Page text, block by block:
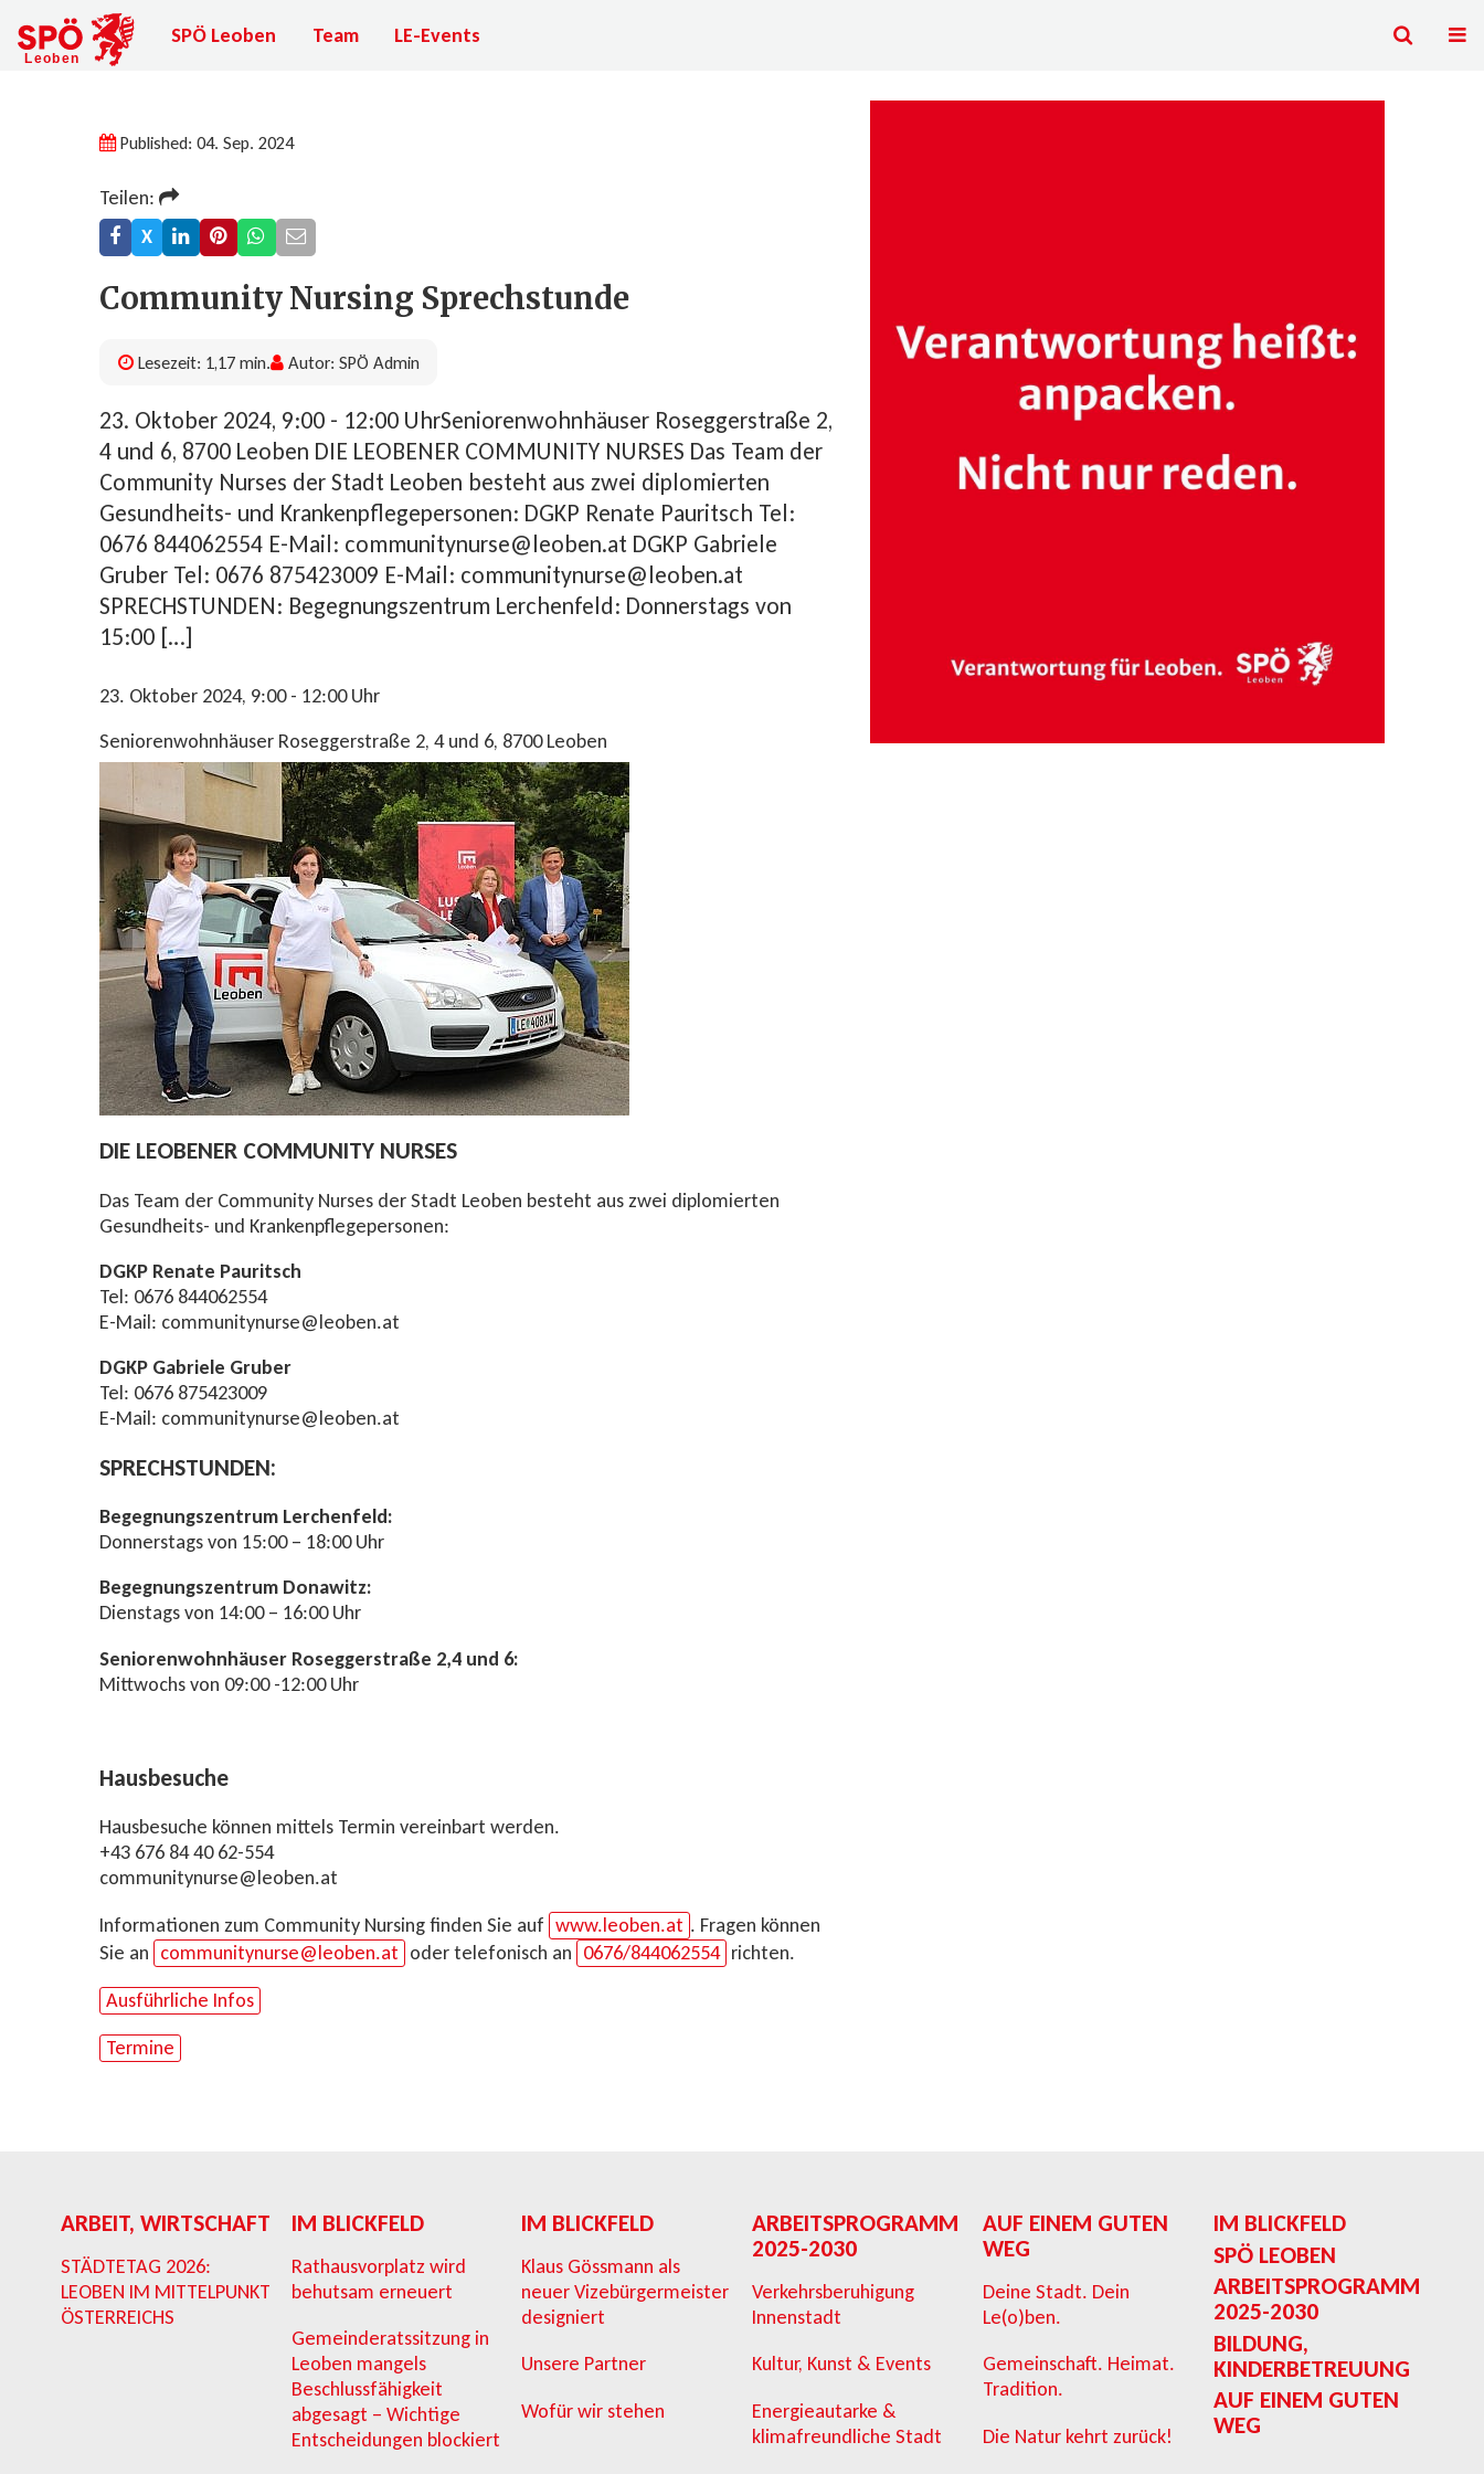
SPÖ Leoben Team LE-Events
Published: 04. Sep. 2024
Teilen:
X
Com­mu­ni­ty Nursing Sprechstunde
Lesezeit: 1,17 min. Autor: SPÖ Admin
23. Oktober 2024, 9:00 - 12:00 UhrSe­nio­ren­wohn­häu­ser Ro­seg­ger­stra­ße 2,
4 und 6, 8700 Leo­ben DIE LEOBENER COMMUNITY NURSES Das Team der
Community Nurses der Stadt Leoben besteht aus zwei diplomierten
Gesundheits- und Krankenpflegepersonen: DGKP Renate Pauritsch Tel:
0676 844062554 E-Mail: communitynurse@leoben.at DGKP Gabriele
Gruber Tel: 0676 875423009 E-Mail: communitynurse@leoben.at
SPRECHSTUNDEN: Begegnungszentrum Lerchenfeld: Donnerstags von
15:00 […]
23. Oktober 2024, 9:00 - 12:00Uhr
Se­nio­ren­wohn­häu­ser Ro­seg­ger­stra­ße 2, 4 und 6, 8700 Leo­ben
DIE LEOBENER COMMUNITY NURSES
Das Team der Community Nurses der Stadt Leoben besteht aus zwei diplomierten
Gesundheits- und Krankenpflegepersonen:
DGKP Renate Pauritsch
Tel: 0676 844062554
E-Mail: communitynurse@leoben.at
DGKP Gabriele Gruber
Tel: 0676 875423009
E-Mail: communitynurse@leoben.at
SPRECHSTUNDEN:
Begegnungszentrum Lerchenfeld:
Donnerstags von 15:00 – 18:00 Uhr
Begegnungszentrum Donawitz:
Dienstags von 14:00 – 16:00 Uhr
Seniorenwohnhäuser Roseggerstraße 2,4 und 6:
Mittwochs von 09:00 -12:00 Uhr
Haus­be­su­che
Hausbesuche können mittels Termin vereinbart werden.
+43 676 84 40 62-554
com­mu­ni­tynur­se@leo­ben.at
Informationen zum Community Nursing finden Sie auf www.leoben.at . Fragen können
Sie an communitynurse@leoben.at oder telefonisch an 0676/844062554 richten.
Ausführliche Infos
Termine
ARBEIT, WIRTSCHAFT
STÄDTETAG 2026:
LEOBEN IM MITTELPUNKT
ÖSTERREICHS
IM BLICKFELD
Rathausvorplatz wird
behutsam erneuert
Gemeinderatssitzung in
Leoben mangels
Beschlussfähigkeit
abgesagt – Wichtige
Entscheidungen blockiert
IM BLICKFELD
Klaus Gössmann als
neuer Vizebürgermeister
designiert
Unsere Partner
Wofür wir stehen
ARBEITSPROGRAMM
2025-2030
Verkehrsberuhigung
Innenstadt
Kultur, Kunst & Events
Energieautarke &
klimafreundliche Stadt
AUF EINEM GUTEN
WEG
Deine Stadt. Dein
Le(o)ben.
Gemeinschaft. Heimat.
Tradition.
Die Natur kehrt zurück!
IM BLICKFELD
SPÖ LEOBEN
ARBEITSPROGRAMM
2025-2030
BILDUNG,
KINDERBETREUUNG
AUF EINEM GUTEN
WEG